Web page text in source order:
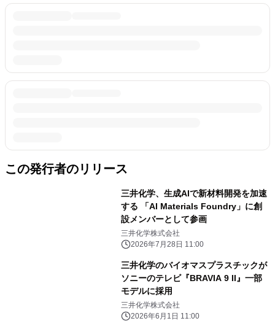
この発行者のリリース
三井化学、生成AIで新材料開発を加速
する 「AI Materials Foundry」に創
設メンバーとして参画
三井化学株式会社
2026年7月28日 11:00
三井化学のバイオマスプラスチックが
ソニーのテレビ『BRAVIA 9 II』一部
モデルに採用
三井化学株式会社
2026年6月1日 11:00